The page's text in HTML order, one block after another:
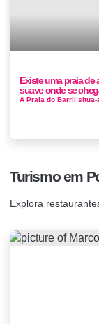
Existe uma praia de
suave onde se
Turismo em
Explora